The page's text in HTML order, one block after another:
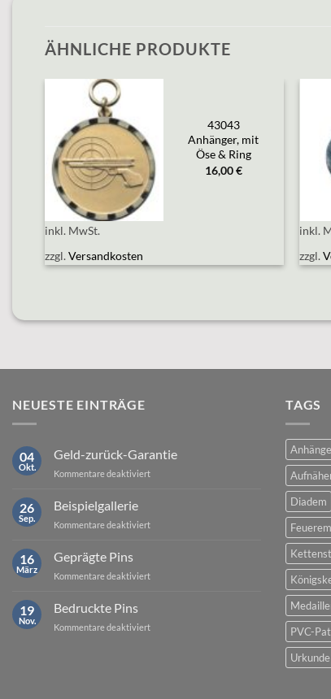
ÄHNLICHE PRODUKTE
Add to
wishlist
43043
Anhänger, mit
Öse & Ring
16,00€
inkl. MwSt.
zzgl.Versandkosten
inkl.
zzgl.
NEUESTE EINTRÄGE
04
Okt.
Geld-zurück-Garantie
Kommentare deaktiviertfür
26
Sep.
Beispielgallerie
Kommentare deaktiviertfür
16
März
Geprägte Pins
Kommentare deaktiviertfür
19
Nov.
Bedruckte Pins
Kommentare deaktiviertfür
TAGS
Diadem
PVC-
Urkunde